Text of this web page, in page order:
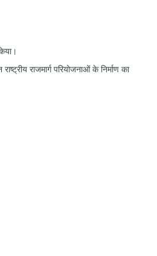
राजमार्ग परियोजनाओं के निर्माण का